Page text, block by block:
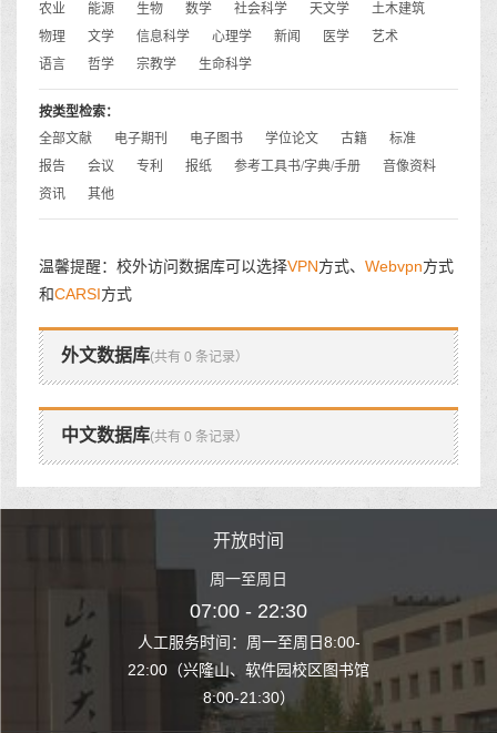
农业
能源 生物 数学 社会科学 天文学
土木建筑
物理
文学 信息科学 心理学 新闻 医学
艺术
语言
哲学 宗教学 生命科学
按类型检索：
全部文献
电子期刊 电子图书 学位论文 古籍
标准
报告
会议 专利 报纸 参考工具书/字典/手册
音像资料
资讯
其他
温馨提醒：校外访问数据库可以选择VPN方式、 Webvpn方式
和CARSI方式
外文数据库(共有 0 条记录）
中文数据库(共有 0 条记录）
至周日8:00-
园校区图书馆
开放时间
周一至周日
07:00 - 22:30
人工服务时间：周一至周日8:00-
22:00（兴隆山、软件园校区图书馆
8:00-21:30）
人工服务时间
22:00（兴隆山